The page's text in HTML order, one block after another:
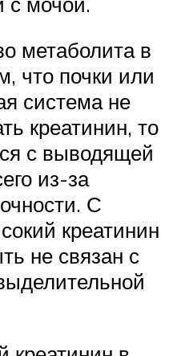
метаболита в
что почки или
система не
креатинин, то
с выводящей
из-за
С
креатинин
не связан с